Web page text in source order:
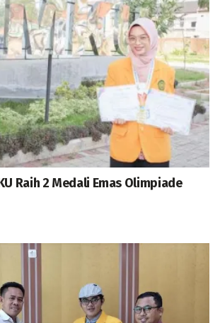
Raih 2 Medali Emas Olimpiade